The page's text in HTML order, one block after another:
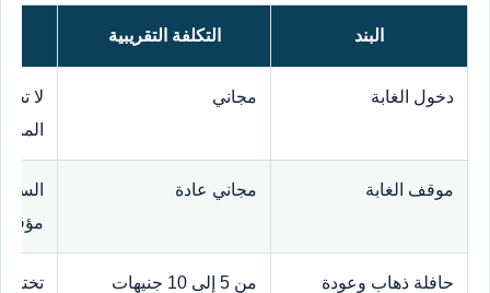
البند التكلفة التقريبية
دخول الغابة مجاني
لا
موقف الغابة مجاني عادة
مؤقتة
حافلة ذهاب وعودة
من 5 إلى 10 جنيهات